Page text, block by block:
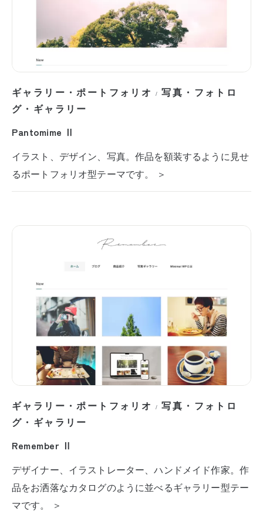
ギャラリー・ポートフォリオ /写真・フォトロ
グ・ギャラリー
Pantomime Ⅱ
イラスト、デザイン、写真。作品を額装するように見せ
るポートフォリオ型テーマです。 ＞
ギャラリー・ポートフォリオ /写真・フォトロ
グ・ギャラリー
Remember Ⅱ
デザイナー、イラストレーター、ハンドメイド作家。作
品をお洒落なカタログのように並べるギャラリー型テー
マです。 ＞